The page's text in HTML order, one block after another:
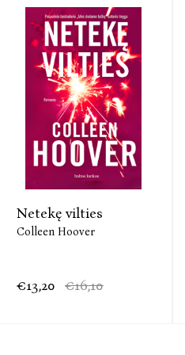
Netekę vilties
Colleen Hoover
€13,20 €16,10